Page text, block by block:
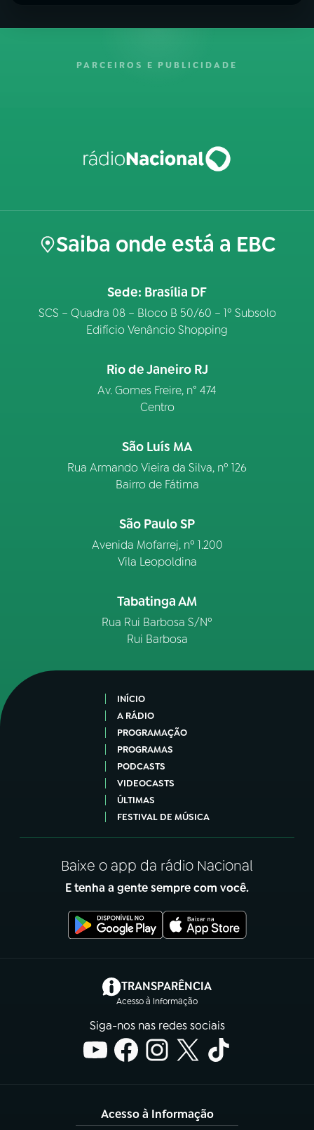
PARCEIROS E PUBLICIDADE
Saiba onde está a EBC
Sede: Brasília DF
SCS – Quadra 08 – Bloco B 50/60 – 1º Subsolo
Edifício Venâncio Shopping
Rio de Janeiro RJ
Av. Gomes Freire, n° 474
Centro
São Luís MA
Rua Armando Vieira da Silva, nº 126
Bairro de Fátima
São Paulo SP
Avenida Mofarrej, nº 1.200
Vila Leopoldina
Tabatinga AM
Rua Rui Barbosa S/Nº
Rui Barbosa
INÍCIO
A RÁDIO
PROGRAMAÇÃO
PROGRAMAS
PODCASTS
VIDEOCASTS
ÚLTIMAS
FESTIVAL DE MÚSICA
Baixe o app da rádio Nacional
E tenha a gente sempre com você.
TRANSPARÊNCIA
Acesso à Informação
(abre em nova aba)
Siga-nos nas redes sociais
Acesso à Informação